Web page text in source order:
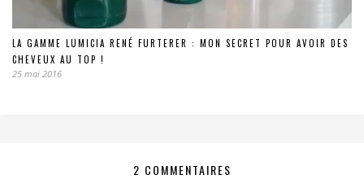
LA GAMME LUMICIA RENÉ FURTERER : MON SECRET POUR AVOIR DES
CHEVEUX AU TOP !
25 mai 2016
2 COMMENTAIRES